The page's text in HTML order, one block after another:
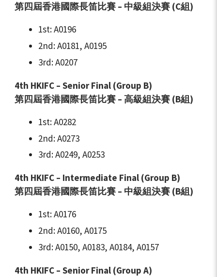
第四屆香港國際長笛比賽 – 中級組決賽 (C組)
1st: A0196
2nd: A0181, A0195
3rd: A0207
4th HKIFC – Senior Final (Group B)
第四屆香港國際長笛比賽 – 高級組決賽 (B組)
1st: A0282
2nd: A0273
3rd: A0249, A0253
4th HKIFC – Intermediate Final (Group B)
第四屆香港國際長笛比賽 – 中級組決賽 (B組)
1st: A0176
2nd: A0160, A0175
3rd: A0150, A0183, A0184, A0157
4th HKIFC – Senior Final (Group A)